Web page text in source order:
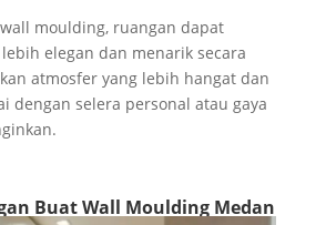
moulding, ruangan dapat
elegan dan menarik secara
atmosfer yang lebih hangat dan
dengan selera personal atau gaya
Buat Wall Moulding Medan